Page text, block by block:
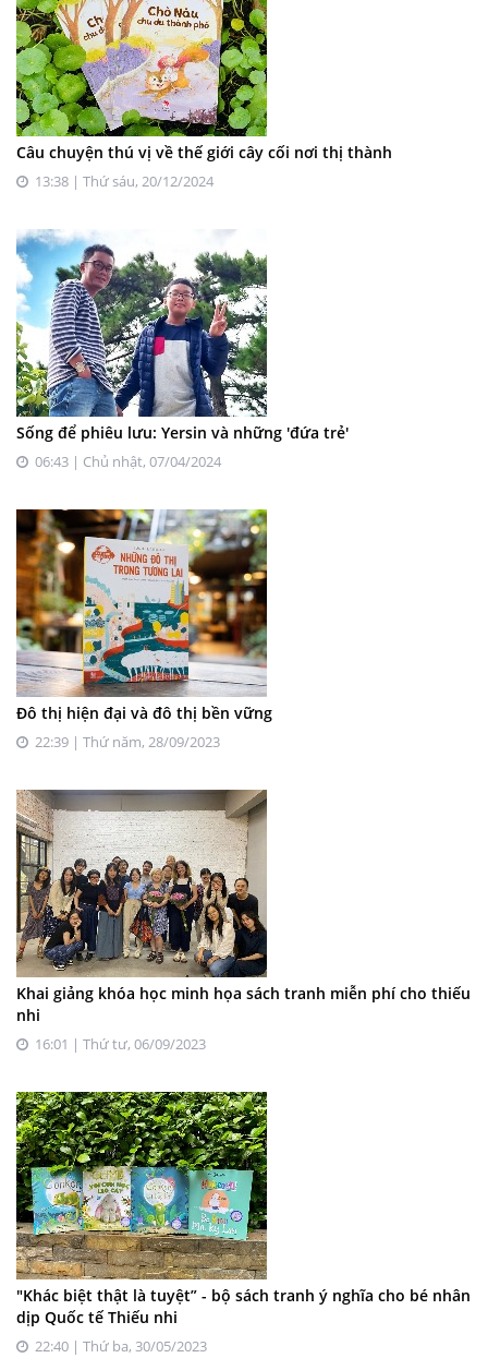
Câu chuyện thú vị về thế giới cây cối nơi thị thành
13:38 | Thứ sáu, 20/12/2024
Sống để phiêu lưu: Yersin và những 'đứa trẻ'
06:43 | Chủ nhật, 07/04/2024
Đô thị hiện đại và đô thị bền vững
22:39 | Thứ năm, 28/09/2023
Khai giảng khóa học minh họa sách tranh miễn phí cho thiếu
nhi
16:01 | Thứ tư, 06/09/2023
"Khác biệt thật là tuyệt” - bộ sách tranh ý nghĩa cho bé nhân
dịp Quốc tế Thiếu nhi
22:40 | Thứ ba, 30/05/2023